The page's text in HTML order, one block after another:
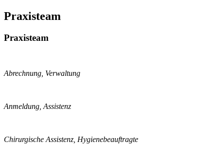
Praxisteam
Praxisteam
Abrechnung, Verwaltung
Anmeldung, Assistenz
Chirurgische Assistenz, Hygienebeauftragte